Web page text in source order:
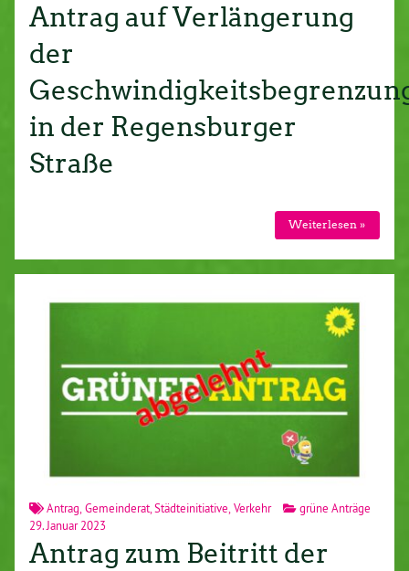
Antrag auf Verlängerung
der
in der Regensburger
Straße
Weiterlesen »
Antrag Gemeinderat,Städteinitiative Verkehr
grüne Anträge
29. Januar 2023
Antrag zum Beitritt der